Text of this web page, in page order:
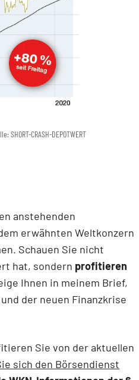
SHORT-CRASH-DEPOTWERT
anstehenden
erwähnten Weltkonzern
Schauen Sie nicht
hat, sondern profitieren
Ihnen in meinem Brief,
der neuen Finanzkrise
Sie von der aktuellen
sich den Börsendienst